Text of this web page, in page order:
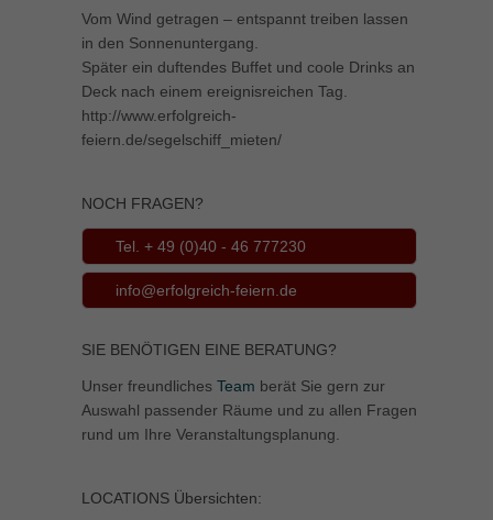
Vom Wind getragen – entspannt treiben lassen
in den Sonnenuntergang.
Später ein duftendes Buffet und coole Drinks an
Deck nach einem ereignisreichen Tag.
http://www.erfolgreich-
feiern.de/segelschiff_mieten/
NOCH FRAGEN?
Tel. + 49 (0)40 - 46 777230
info@erfolgreich-feiern.de
SIE BENÖTIGEN EINE BERATUNG?
Unser freundliches Team berät Sie gern zur
Auswahl passender Räume und zu allen Fragen
rund um Ihre Veranstaltungsplanung.
LOCATIONS Übersichten: